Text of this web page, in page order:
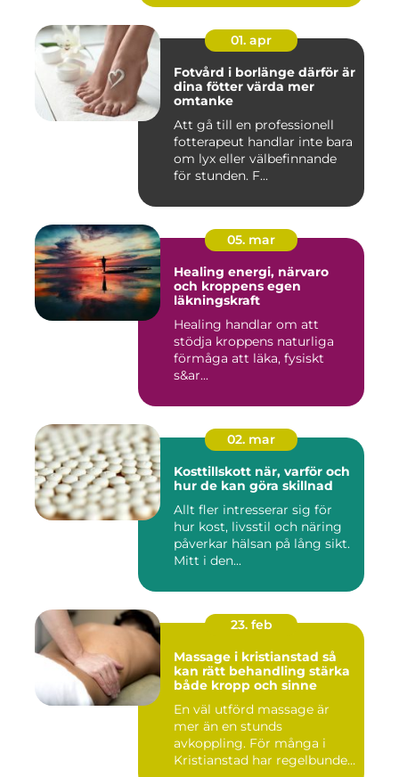
01. apr
Fotvård i borlänge därför är
dina fötter värda mer
omtanke
Att gå till en professionell
fotterapeut handlar inte bara
om lyx eller välbefinnande
för stunden. F...
05. mar
Healing energi, närvaro
och kroppens egen
läkningskraft
Healing handlar om att
stödja kroppens naturliga
förmåga att läka, fysiskt
s&ar...
02. mar
Kosttillskott när, varför och
hur de kan göra skillnad
Allt fler intresserar sig för
hur kost, livsstil och näring
påverkar hälsan på lång sikt.
Mitt i den...
23. feb
Massage i kristianstad så
kan rätt behandling stärka
både kropp och sinne
En väl utförd massage är
mer än en stunds
avkoppling. För många i
Kristianstad har regelbunden